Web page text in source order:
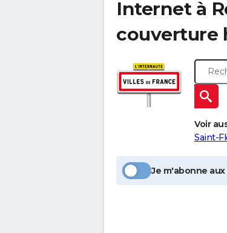
Internet à
couverture
Voir
Saint-
Je m'abonne